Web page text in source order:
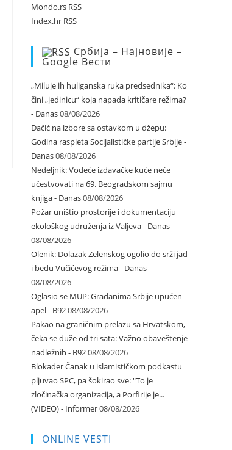
Mondo.rs RSS
Index.hr RSS
Србија – Најновије –
Google Вести
„Miluje ih huliganska ruka predsednika“: Ko
čini „jedinicu“ koja napada kritičare režima?
- Danas08/08/2026
Dačić na izbore sa ostavkom u džepu:
Godina raspleta Socijalističke partije Srbije -
Danas08/08/2026
Nedeljnik: Vodeće izdavačke kuće neće
učestvovati na 69. Beogradskom sajmu
knjiga - Danas08/08/2026
Požar uništio prostorije i dokumentaciju
ekološkog udruženja iz Valjeva - Danas
08/08/2026
Olenik: Dolazak Zelenskog ogolio do srži jad
i bedu Vučićevog režima - Danas
08/08/2026
Oglasio se MUP: Građanima Srbije upućen
apel - B9208/08/2026
Pakao na graničnim prelazu sa Hrvatskom,
čeka se duže od tri sata: Važno obaveštenje
nadležnih - B9208/08/2026
Blokader Čanak u islamističkom podkastu
pljuvao SPC, pa šokirao sve: "To je
zločinačka organizacija, a Porfirije je...
(VIDEO) - Informer08/08/2026
ONLINE VESTI